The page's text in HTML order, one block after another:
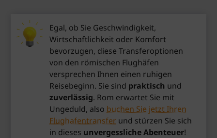
Egal, ob Sie Geschwindigkeit,
Wirtschaftlichkeit oder Komfort
bevorzugen, diese Transferoptionen
von den römischen Flughäfen
versprechen Ihnen einen ruhigen
Reisebeginn. Sie sind praktisch und
zuverlässig. Rom erwartet Sie mit
Ungeduld, also buchen Sie jetzt Ihren
Flughafentransfer und stürzen Sie sich
in dieses unvergessliche Abenteuer!